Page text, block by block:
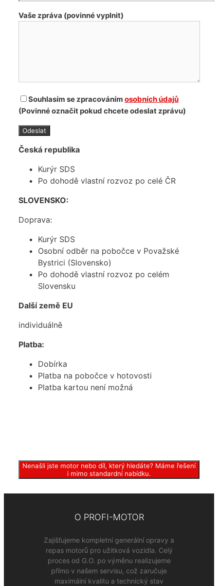
Vaše zpráva (povinné vyplnit)
Souhlasím se zpracováním osobních údajů
(Povinné označit pokud chcete odeslat zprávu)
Česká republika
Kurýr SDS
Po dohodě vlastní rozvoz po celé ČR
SLOVENSKO:
Doprava:
Kurýr SDS
Osobní odběr na pobočce v Považské
Bystrici (Slovensko)
Po dohodě vlastní rozvoz po celém
Slovensku
Další země EU
individuálně
Platba:
Dobírka
Platba na pobočce v hotovosti
Platba kartou není možná
Nenašli jste motor nebo díl, který hledáte? Máme řešení
i mimo standardní nabídku.
O PROFI-MOTOR
Zajišťujeme kompletní generální opravy a
repas motorů pro užitková vozidla. Celý
proces od G.O. po výměnu realizujeme
přímo v našem servisu, což zaručuje
maximální kvalitu a technický stav